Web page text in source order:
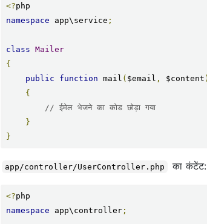
<?
namespace app\service ;
class
Mailer
{
public
function mail ( $email , $content )
{
// ईमेल भेजने का कोड छोड़ा गया
}
}
app/controller/UserController.php का कंटेंट:
<?
namespace app\controller ;